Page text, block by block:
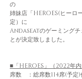
の
姉妹店「HEROES(ヒーロ
定）に
Andaseatのゲーミングチ
とが決定致しました。
■「HEROES」（2022年内
席数　：総席数114席(予定